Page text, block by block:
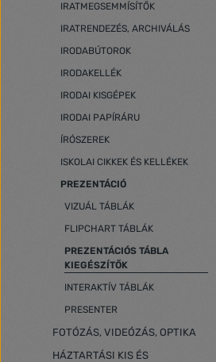
IRATMEGSEMMÍSÍTŐK
IRATRENDEZÉS, ARCHIVÁLÁS
IRODABÚTOROK
IRODAKELLÉK
IRODAI KISGÉPEK
IRODAI PAPÍRÁRU
ÍRÓSZEREK
ISKOLAI CIKKEK ÉS KELLÉKEK
PREZENTÁCIÓ
VIZUÁL TÁBLÁK
FLIPCHART TÁBLÁK
PREZENTÁCIÓS TÁBLA
KIEGÉSZÍTŐK
INTERAKTÍV TÁBLÁK
PRESENTER
FOTÓZÁS, VIDEÓZÁS, OPTIKA
HÁZTARTÁSI KIS ÉS